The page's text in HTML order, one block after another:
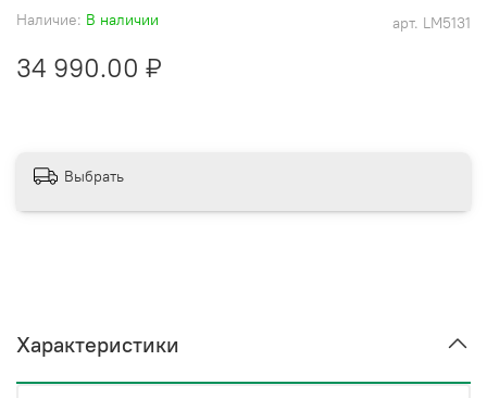
арт. LM5131
Наличие: В наличии
34 990.00 ₽
Выбрать
Характеристики